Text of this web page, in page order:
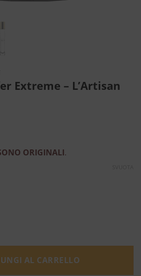
Extreme – L’Artisan
ORIGINALI.
Extreme - L'Artisan
AL CARRELLO